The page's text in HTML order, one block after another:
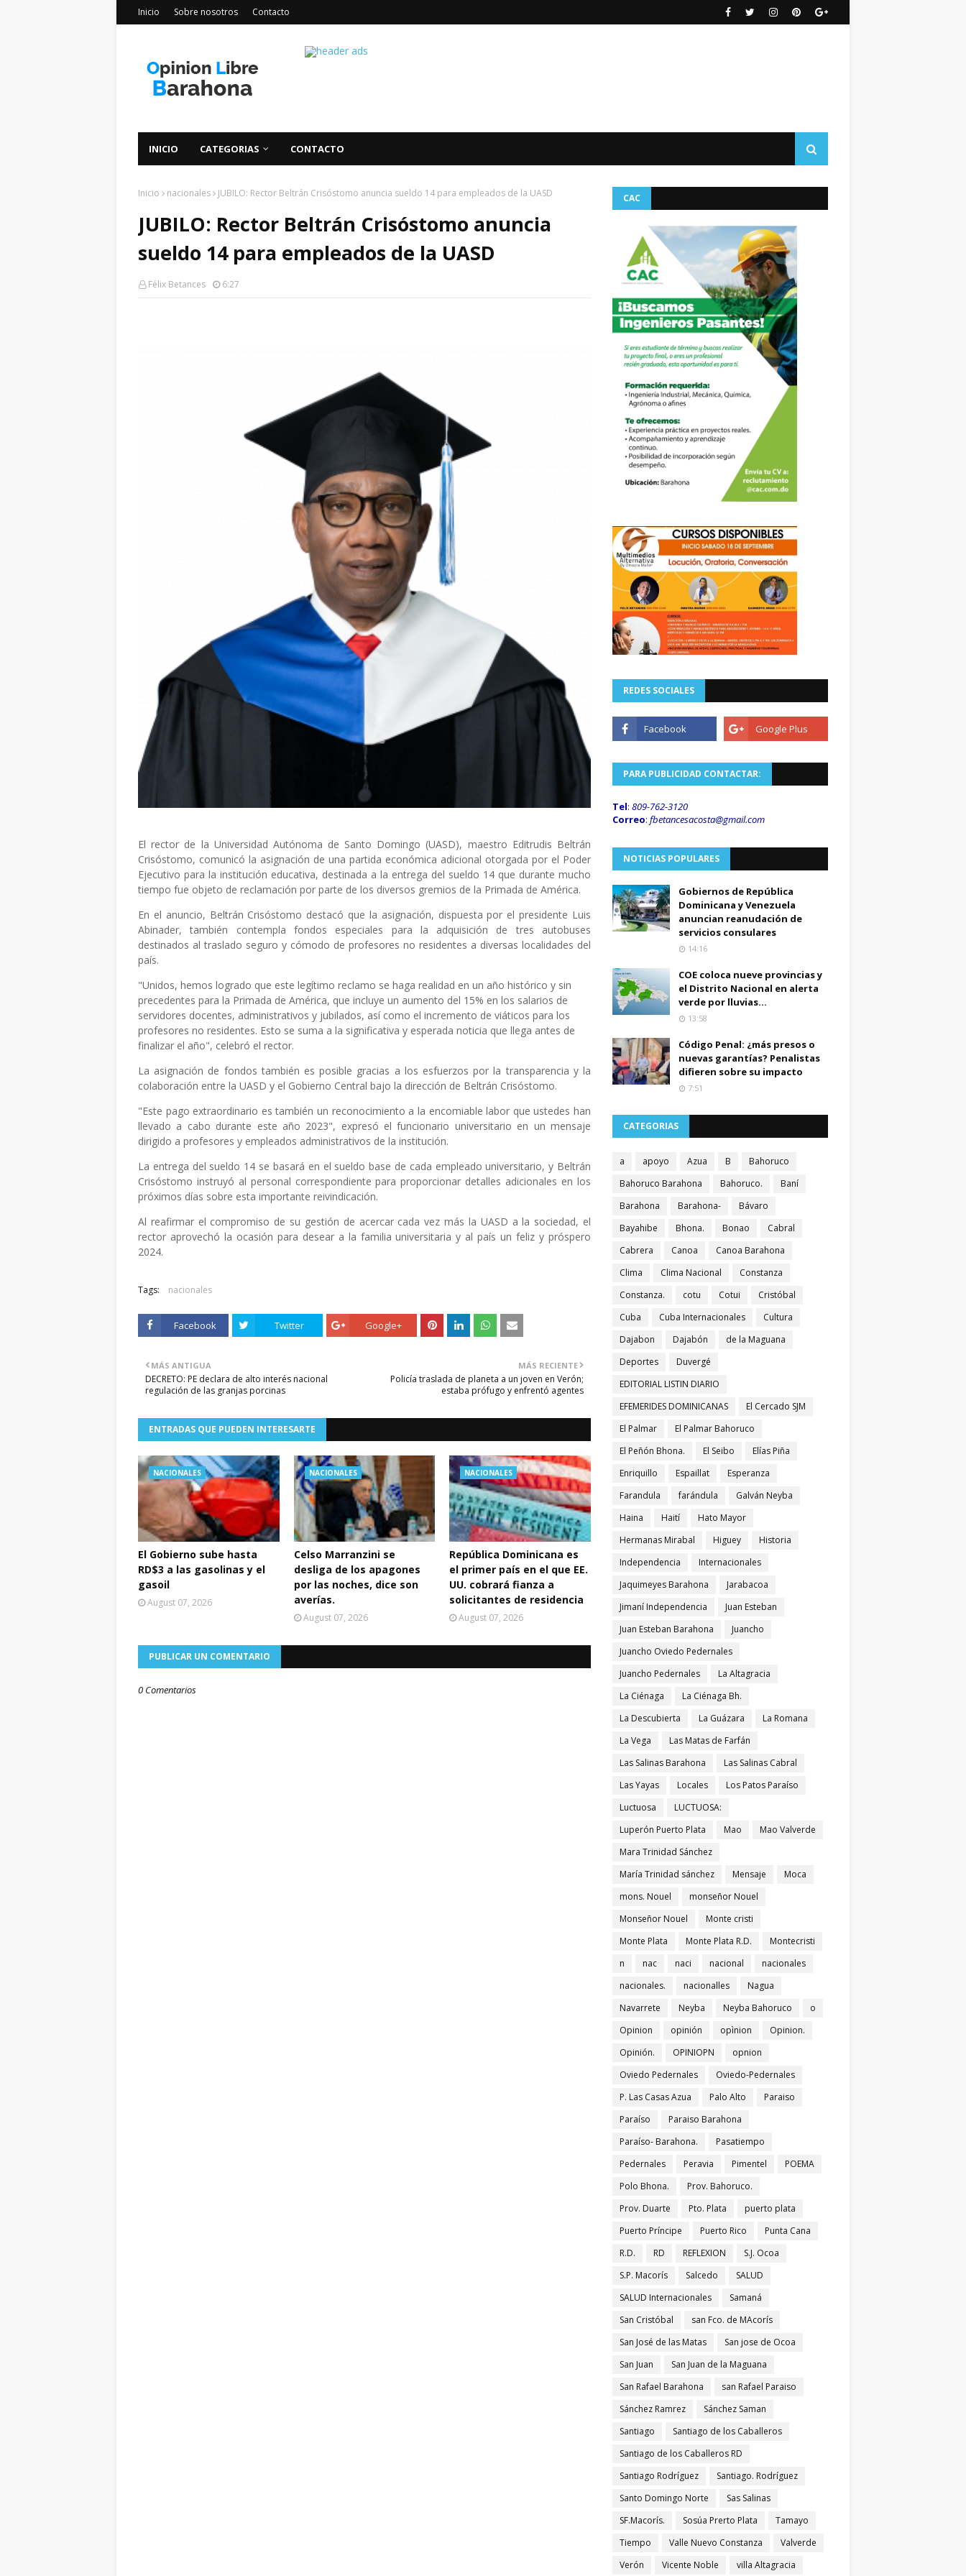
Inicio Sobre nosotros Contacto
INICIO CATEGORIAS CONTACTO
Inicio nacionales JUBILO: Rector Beltrán Crisóstomo anuncia sueldo 14 para empleados de la UASD
JUBILO: Rector Beltrán Crisóstomo anuncia
sueldo 14 para empleados de la UASD
Félix Betances 6:27
El rector de la Universidad Autónoma de Santo Domingo (UASD), maestro Editrudis Beltrán
Crisóstomo, comunicó la asignación de una partida económica adicional otorgada por el Poder
Ejecutivo para la institución educativa, destinada a la entrega del sueldo 14 que durante mucho
tiempo fue objeto de reclamación por parte de los diversos gremios de la Primada de América.
En el anuncio, Beltrán Crisóstomo destacó que la asignación, dispuesta por el presidente Luis
Abinader, también contempla fondos especiales para la adquisición de tres autobuses
destinados al traslado seguro y cómodo de profesores no residentes a diversas localidades del
país.
"Unidos, hemos logrado que este legítimo reclamo se haga realidad en un año histórico y sin
precedentes para la Primada de América, que incluye un aumento del 15% en los salarios de
servidores docentes, administrativos y jubilados, así como el incremento de viáticos para los
profesores no residentes. Esto se suma a la significativa y esperada noticia que llega antes de
finalizar el año", celebró el rector.
La asignación de fondos también es posible gracias a los esfuerzos por la transparencia y la
colaboración entre la UASD y el Gobierno Central bajo la dirección de Beltrán Crisóstomo.
"Este pago extraordinario es también un reconocimiento a la encomiable labor que ustedes han
llevado a cabo durante este año 2023", expresó el funcionario universitario en un mensaje
dirigido a profesores y empleados administrativos de la institución.
La entrega del sueldo 14 se basará en el sueldo base de cada empleado universitario, y Beltrán
Crisóstomo instruyó al personal correspondiente para proporcionar detalles adicionales en los
próximos días sobre esta importante reivindicación.
Al reafirmar el compromiso de su gestión de acercar cada vez más la UASD a la sociedad, el
rector aprovechó la ocasión para desear a la familia universitaria y al país un feliz y próspero
2024.
Tags: nacionales
Facebook Twitter Google+
MÁS RECIENTE
Policía traslada de planeta a un joven en Verón;
estaba prófugo y enfrentó agentes
MÁS ANTIGUA
DECRETO: PE declara de alto interés nacional
regulación de las granjas porcinas
ENTRADAS QUE PUEDEN INTERESARTE
NACIONALES
El Gobierno sube hasta
RD$3 a las gasolinas y el
gasoil
August 07, 2026
NACIONALES
Celso Marranzini se
desliga de los apagones
por las noches, dice son
averías.
August 07, 2026
NACIONALES
República Dominicana es
el primer país en el que EE.
UU. cobrará fianza a
solicitantes de residencia
August 07, 2026
PUBLICAR UN COMENTARIO
0 Comentarios
CAC
REDES SOCIALES
PARA PUBLICIDAD CONTACTAR:
Tel: 809-762-3120
Correo: fbetancesacosta@gmail.com
NOTICIAS POPULARES
Gobiernos de República
Dominicana y Venezuela
anuncian reanudación de
servicios consulares
14:16
COE coloca nueve provincias y
el Distrito Nacional en alerta
verde por lluvias...
13:58
Código Penal: ¿más presos o
nuevas garantías? Penalistas
difieren sobre su impacto
7:51
CATEGORIAS
a apoyo Azua B
Bahoruco
Bahoruco Barahona
Bahoruco.
Baní
Barahona
Barahona-
Bávaro
Bayahibe
Bhona. Bonao
Cabral
Cabrera
Canoa
Canoa Barahona
Clima
Clima Nacional
Constanza
Constanza.
cotu Cotui
Cristóbal
Cuba
Cuba Internacionales
Cultura
Dajabon
Dajabón
de la Maguana
Deportes
Duvergé
EDITORIAL LISTIN DIARIO
EFEMERIDES DOMINICANAS
El Cercado SJM
El Palmar
El Palmar Bahoruco
El Peñón Bhona.
El Seibo
Elías Piña
Enriquillo
Espaillat
Esperanza
Farandula
farándula
Galván Neyba
Haina
Haití
Hato Mayor
Hermanas Mirabal
Higuey
Historia
Independencia
Internacionales
Jaquimeyes Barahona
Jarabacoa
Jimaní Independencia
Juan Esteban
Juan Esteban Barahona
Juancho
Juancho Oviedo Pedernales
Juancho Pedernales
La Altagracia
La Ciénaga
La Ciénaga Bh.
La Descubierta
La Guázara
La Romana
La Vega
Las Matas de Farfán
Las Salinas Barahona
Las Salinas Cabral
Las Yayas
Locales
Los Patos Paraíso
Luctuosa
LUCTUOSA:
Luperón Puerto Plata
Mao
Mao Valverde
Mara Trinidad Sánchez
María Trinidad sánchez
Mensaje
Moca
mons. Nouel
monseñor Nouel
Monseñor Nouel
Monte cristi
Monte Plata
Monte Plata R.D.
Montecristi
n
nac naci nacional
nacionales
nacionales.
nacionalles
Nagua
Navarrete
Neyba Neyba Bahoruco
o
Opinion
opinión opìnion
Opinion.
Opinión.
OPINIOPN
opnion
Oviedo Pedernales
Oviedo-Pedernales
P. Las Casas Azua
Palo Alto
Paraiso
Paraíso
Paraiso Barahona
Paraíso- Barahona.
Pasatiempo
Pedernales
Peravia Pimentel
POEMA
Polo Bhona.
Prov. Bahoruco.
Prov. Duarte
Pto. Plata
puerto plata
Puerto Príncipe
Puerto Rico
Punta Cana
R.D.
RD REFLEXION
S.J. Ocoa
S.P. Macorís
Salcedo
SALUD
SALUD Internacionales
Samaná
San Cristóbal
san Fco. de MAcorís
San José de las Matas
San jose de Ocoa
San Juan
San Juan de la Maguana
San Rafael Barahona
san Rafael Paraiso
Sánchez Ramrez
Sánchez Saman
Santiago
Santiago de los Caballeros
Santiago de los Caballeros RD
Santiago Rodríguez
Santiago. Rodríguez
Santo Domingo Norte
Sas Salinas
SF.Macorís.
Sosúa Prerto Plata
Tamayo
Tiempo
Valle Nuevo Constanza
Valverde
Verón
Vicente Noble villa Altagracia